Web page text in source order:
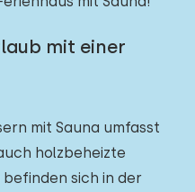
mit einer
mit Sauna umfasst
holzbeheizte
sich in der